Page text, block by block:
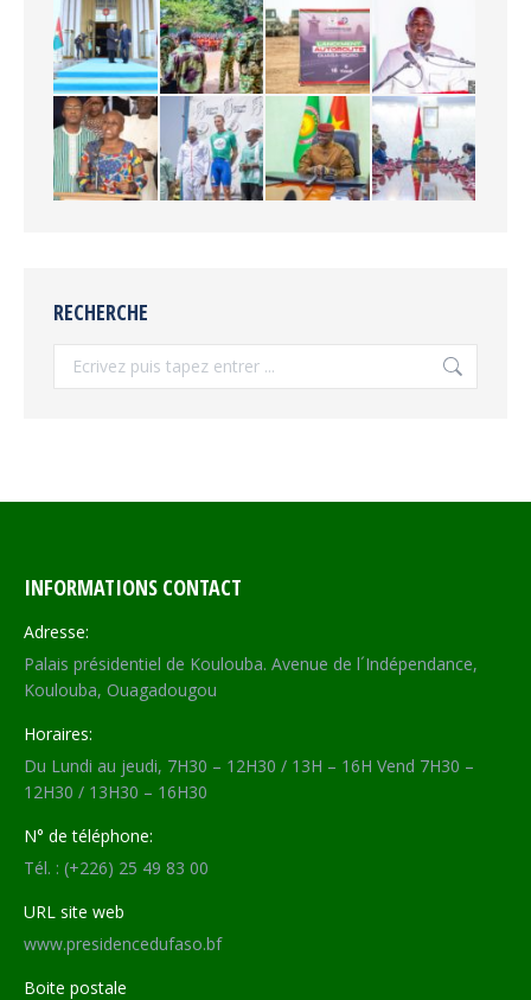
RECHERCHE
INFORMATIONS CONTACT
Adresse:
Palais présidentiel de Koulouba. Avenue de l´Indépendance,
Koulouba, Ouagadougou
Horaires:
Du Lundi au jeudi, 7H30 – 12H30 / 13H – 16H Vend 7H30 –
12H30 / 13H30 – 16H30
N° de téléphone:
Tél. : (+226) 25 49 83 00
URL site web
www.presidencedufaso.bf
Boite postale